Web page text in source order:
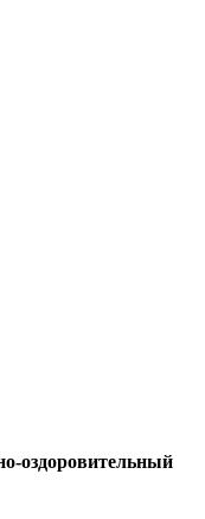
оздоровительный